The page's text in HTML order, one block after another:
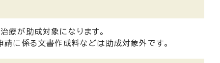
療が助成対象になります。
に係る文書作成料などは助成対象外です。